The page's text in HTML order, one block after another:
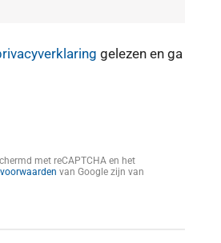
gelezen en ga
met reCAPTCHA en het
van Google zijn van